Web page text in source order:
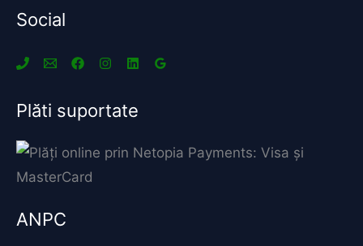
Social
Plăti suportate
ANPC